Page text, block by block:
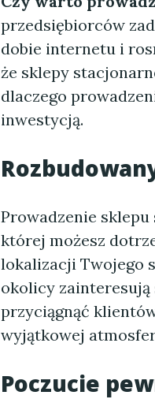
przedsiębiorców
dobie internetu i
że sklepy
dlaczego
inwestycją.
Prowadzenie
której możesz
lokalizacji Twojego
okolicy zainteresują
przyciągnąć
wyjątkowej
Poczucie